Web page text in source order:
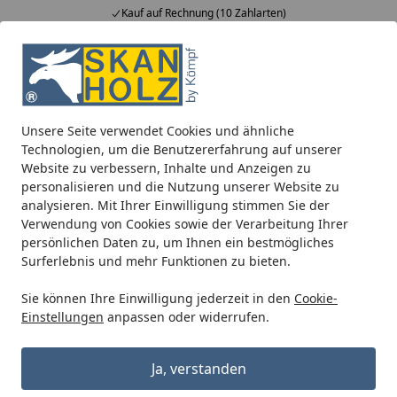
Unsere Seite verwendet Cookies und ähnliche
Technologien, um die Benutzererfahrung auf unserer
Website zu verbessern, Inhalte und Anzeigen zu
personalisieren und die Nutzung unserer Website zu
analysieren. Mit Ihrer Einwilligung stimmen Sie der
Verwendung von Cookies sowie der Verarbeitung Ihrer
persönlichen Daten zu, um Ihnen ein bestmögliches
Surferlebnis und mehr Funktionen zu bieten.
Sie können Ihre Einwilligung jederzeit in den Cookie-
Einstellungen anpassen oder widerrufen.
Ja, verstanden
Kauf auf Rechnung (10 Zahlarten)
Alle Produkte
Mein Konto
Suchen
Startseite
Carports Zubehör für Carports Skan Holz Metall
Skan Holz Metall Regenrinnen-Set
für Flachdach-Carports